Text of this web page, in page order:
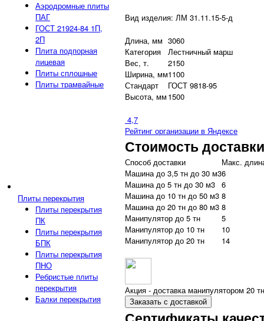
Аэродромные плиты
ПАГ
ГОСТ 21924-84 1П,
2П
Плита подпорная
лицевая
Плиты сплошные
Плиты трамвайные
Плиты перекрытия
Плиты перекрытия
ПК
Плиты перекрытия
БПК
Плиты перекрытия
ПНО
Ребристые плиты
перекрытия
Балки перекрытия
Вид изделия: ЛМ 31.11.15-5-д
Длина, мм 3060
Категория
Лестничный марш
Вес, т.
2150
Ширина, мм1100
Стандарт
ГОСТ 9818-95
Высота, мм 1500
4,7
Рейтинг организации в Яндексе
Стоимость доставки
Способ доставки
Макс.
Машина до 3,5 тн до 30 м36
Машина до 5 тн до 30 м3 6
Машина до 10 тн до 50 м3 8
Машина до 20 тн до 80 м3 8
Манипулятор до 5 тн
5
Манипулятор до 10 тн
10
Манипулятор до 20 тн
14
Акция - доставка манипулятором 20
Заказать с доставкой